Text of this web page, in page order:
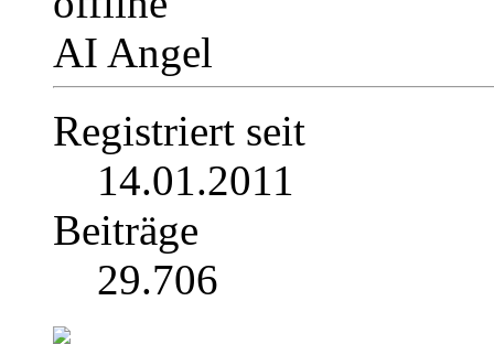
AI Angel
Registriert seit
14.01.2011
Beiträge
29.706